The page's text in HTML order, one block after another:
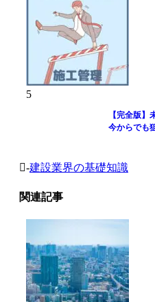
5
【完全版
今からでも
-建設業界の基礎知識
関連記事